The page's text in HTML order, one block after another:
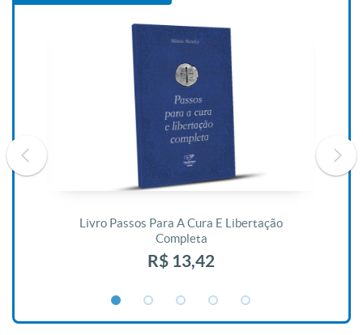
Livro Passos Para A Cura E Libertação
Completa
R$ 13,42